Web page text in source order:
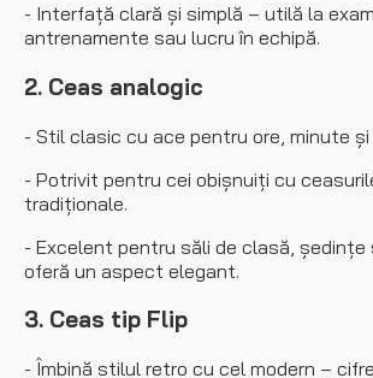
- Interfață clară și simplă – utilă la
antrenamente sau lucru în echipă.
2. Ceas analogic
- Stil clasic cu ace pentru ore, minute și
- Potrivit pentru cei obișnuiți cu
tradiționale.
- Excelent pentru săli de clasă, ședințe
oferă un aspect elegant.
3. Ceas tip Flip
- Îmbină stilul retro cu cel modern –